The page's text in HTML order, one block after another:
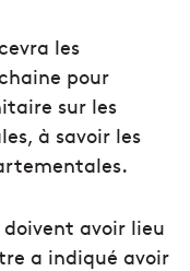
les
pour
sur les
à savoir les
avoir lieu
a indiqué avoir